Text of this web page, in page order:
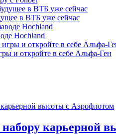
в ВТБ уже сейчас
Hochland
и откройте в себе Альфа-Ген
набору карьерной